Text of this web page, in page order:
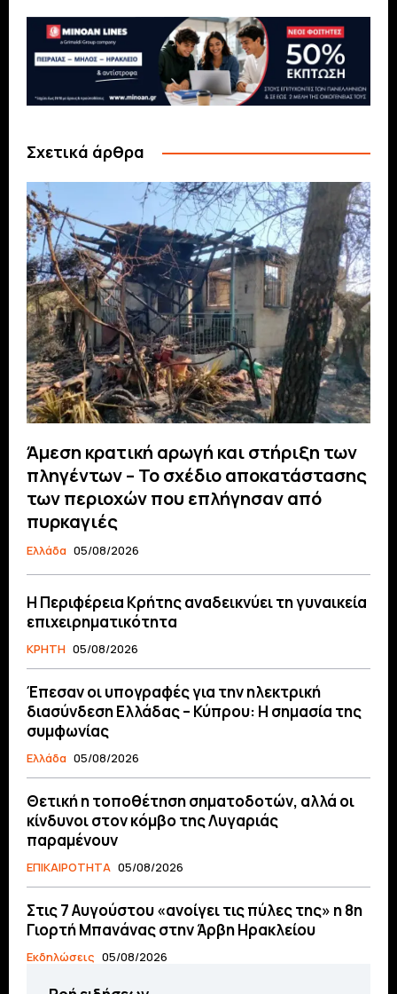
Σχετικά άρθρα
Άμεση κρατική αρωγή και στήριξη των
πληγέντων – Το σχέδιο αποκατάστασης
των περιοχών που επλήγησαν από
πυρκαγιές
Ελλάδα 05/08/2026
Η Περιφέρεια Κρήτης αναδεικνύει τη γυναικεία
επιχειρηματικότητα
ΚΡΗΤΗ 05/08/2026
Έπεσαν οι υπογραφές για την ηλεκτρική
διασύνδεση Ελλάδας – Κύπρου: H σημασία της
συμφωνίας
Ελλάδα 05/08/2026
Θετική η τοποθέτηση σηματοδοτών, αλλά οι
κίνδυνοι στον κόμβο της Λυγαριάς
παραμένουν
ΕΠΙΚΑΙΡΟΤΗΤΑ 05/08/2026
Στις 7 Αυγούστου «ανοίγει τις πύλες της» η 8η
Γιορτή Μπανάνας στην Άρβη Ηρακλείου
Εκδηλώσεις 05/08/2026